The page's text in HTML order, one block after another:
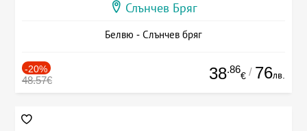
Слънчев Бряг
Белвю - Слънчев бряг
-20%
48.57€ 38.86
€ / 76лв.